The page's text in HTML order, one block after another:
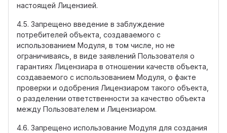
настоящей Лицензией.
4.5. Запрещено введение в заблуждение
потребителей объекта, создаваемого с
использованием Модуля, в том числе, но не
ограничиваясь, в виде заявлений Пользователя о
гарантиях Лицензиара в отношении качеств объекта,
создаваемого с использованием Модуля, о факте
проверки и одобрения Лицензиаром такого объекта,
о разделении ответственности за качество объекта
между Пользователем и Лицензиаром.
4.6. Запрещено использование Модуля для создания